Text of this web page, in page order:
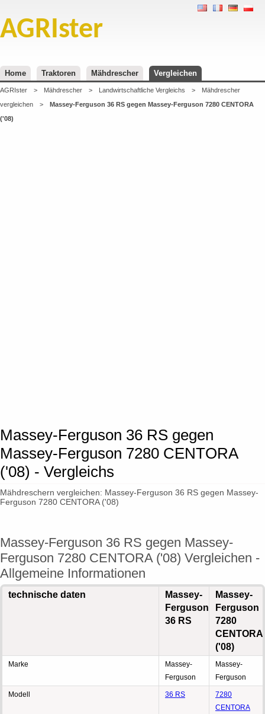
AGRIster
Home Traktoren Mähdrescher Vergleichen
AGRIster > Mähdrescher > Landwirtschaftliche Vergleichs >
Mähdrescher
vergleichen
>
Massey-Ferguson 36 RS gegen Massey-Ferguson 7280 CENTORA
('08)
Massey-Ferguson 36 RS gegen
Massey-Ferguson 7280 CENTORA
('08) - Vergleichs
Mähdreschern vergleichen: Massey-Ferguson 36 RS gegen Massey-
Ferguson 7280 CENTORA ('08)
Massey-Ferguson 36 RS gegen Massey-
Ferguson 7280 CENTORA ('08) Vergleichen -
Allgemeine Informationen
technische daten
Massey-
Ferguson
36 RS
Massey-
Ferguson
7280
CENTORA
('08)
Marke
Massey-
Ferguson
Massey-
Ferguson
Modell 36 RS
7280
CENTORA